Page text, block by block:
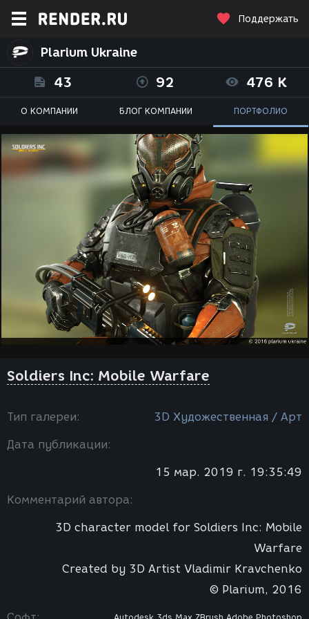
Поддержать
Plarium Ukraine
43 92 476 K
О КОМПАНИИ БЛОГ КОМПАНИИ ПОРТФОЛИО
Soldiers Inc: Mobile Warfare
Тип галереи: 3D Художественная / Арт
Дата публикации:
15 мар. 2019 г. 19:35:49
Комментарий автора:
3D character model for Soldiers Inc: Mobile
Warfare
Created by 3D Artist Vladimir Kravchenko
© Plarium, 2016